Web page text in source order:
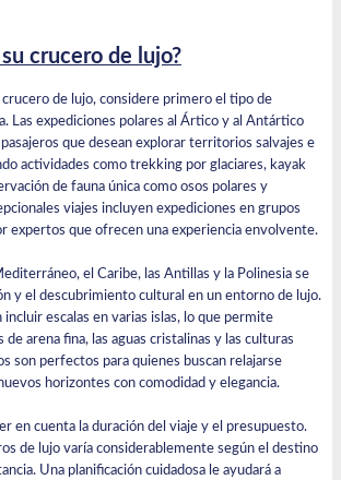
crucero de lujo?
de lujo, considere primero el tipo de
Las expediciones polares al Ártico y al Antártico
que desean explorar territorios salvajes e
actividades como trekking por glaciares, kayak
de fauna única como osos polares y
viajes incluyen expediciones en grupos
expertos que ofrecen una experiencia envolvente.
el Caribe, las Antillas y la Polinesia se
y el descubrimiento cultural en un entorno de lujo.
incluir escalas en varias islas, lo que permite
arena fina, las aguas cristalinas y las culturas
son perfectos para quienes buscan relajarse
horizontes con comodidad y elegancia.
en cuenta la duración del viaje y el presupuesto.
de lujo varía considerablemente según el destino
Una planificación cuidadosa le ayudará a